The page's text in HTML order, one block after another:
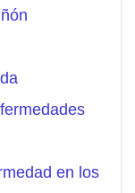
en los